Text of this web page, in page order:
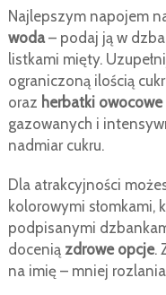
Najlepszym napojem
woda– podaj ją w
listkami mięty.
ograniczoną ilością
oraz herbatki
gazowanych i
nadmiar cukru.
Dla atrakcyjności
kolorowymi słomkami,
podpisanymi
docenią zdrowe opcje.
na imię – mniej